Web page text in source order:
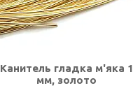
Канитель гладка м'яка 1
мм, золото